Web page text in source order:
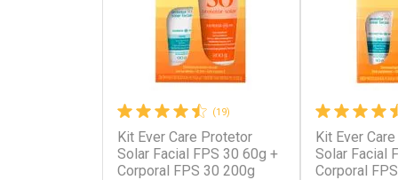
Ativar Desconto Ativar
(19)
Kit Ever Care Protetor
Solar Facial FPS 30 60g +
Corporal FPS 30 200g
Kit Ever
Solar Facial
Corporal